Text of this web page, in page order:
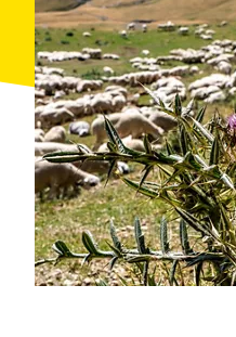
ovelles i una calma que
te.